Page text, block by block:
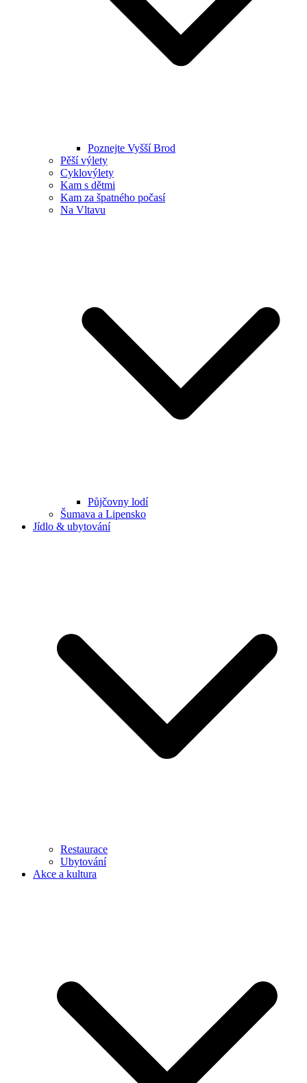
Poznejte Vyšší Brod
Pěší výlety
Cyklovýlety
Kam s dětmi
Kam za špatného počasí
Na Vltavu
Půjčovny lodí
Šumava a Lipensko
Jídlo & ubytování
Restaurace
Ubytování
Akce a kultura